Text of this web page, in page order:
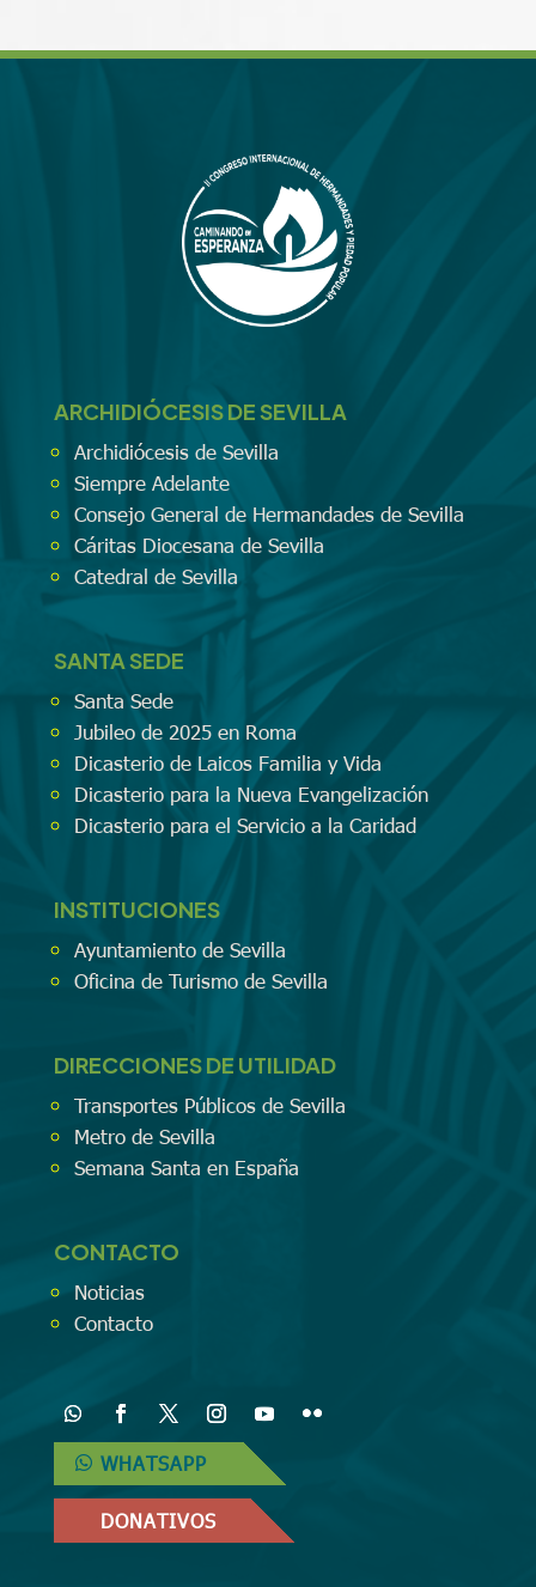
ARCHIDIÓCESIS DE SEVILLA
Archidiócesis de Sevilla
Siempre Adelante
Consejo General de Hermandades de Sevilla
Cáritas Diocesana de Sevilla
Catedral de Sevilla
SANTA SEDE
Santa Sede
Jubileo de 2025 en Roma
Dicasterio de Laicos Familia y Vida
Dicasterio para la Nueva Evangelización
Dicasterio para el Servicio a la Caridad
INSTITUCIONES
Ayuntamiento de Sevilla
Oficina de Turismo de Sevilla
DIRECCIONES DE UTILIDAD
Transportes Públicos de Sevilla
Metro de Sevilla
Semana Santa en España
CONTACTO
Noticias
Contacto
WHATSAPP
DONATIVOS